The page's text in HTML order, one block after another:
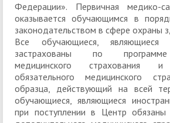
Федерации». Первичная медико-
оказывается обучающимся в
законодательством в сфере охраны
Все обучающиеся,
застрахованы по программе
медицинского
обязательного медицинского
образца, действующий на всей
обучающиеся, являющиеся
при поступлении в Центр обязаны